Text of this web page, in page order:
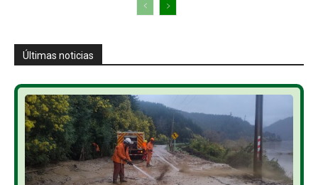
Últimas noticias